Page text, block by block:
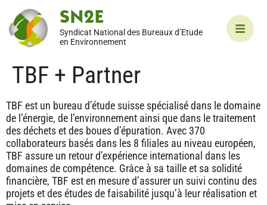
SN2E
Syndicat National des Bureaux d’Etude
en Environnement
TBF + Partner
TBF est un bureau d’étude suisse spécialisé dans le domaine
de l’énergie, de l’environnement ainsi que dans le traitement
des déchets et des boues d’épuration. Avec 370
collaborateurs basés dans les 8 filiales au niveau européen,
TBF assure un retour d’expérience international dans les
domaines de compétence. Grâce à sa taille et sa solidité
financière, TBF est en mesure d’assurer un suivi continu des
projets et des études de faisabilité jusqu’à leur réalisation et